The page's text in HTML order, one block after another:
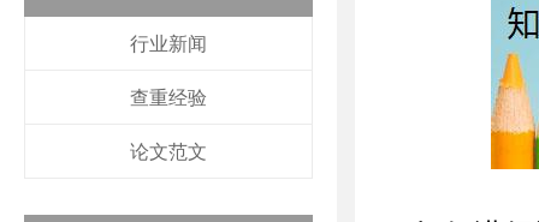
行业新闻
查重经验
论文范文